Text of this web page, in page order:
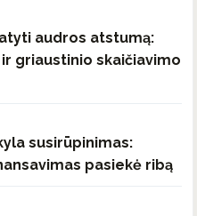
audros atstumą:
griaustinio skaičiavimo
susirūpinimas:
pasiekė ribą